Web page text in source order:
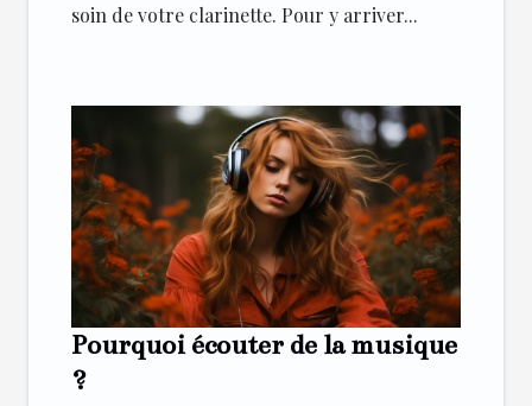
soin de votre clarinette. Pour y arriver...
Pourquoi écouter de la musique
?